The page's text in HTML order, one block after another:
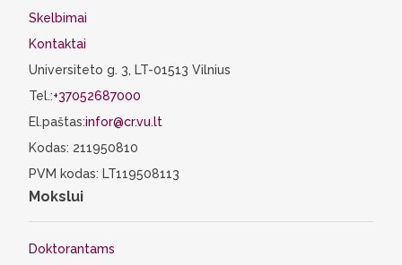
Skelbimai
Kontaktai
Universiteto g. 3, LT-01513 Vilnius
Tel.:+37052687000
El.paštas:infor@cr.vu.lt
Kodas: 211950810
PVM kodas: LT119508113
Mokslui
Doktorantams